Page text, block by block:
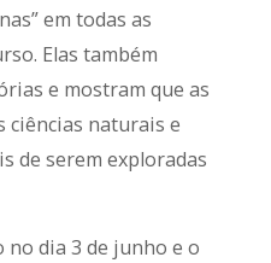
em todas as
Elas também
e mostram que as
ciências naturais e
de serem exploradas
no dia 3 de junho e o